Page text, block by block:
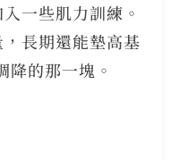
一些肌力訓練。
長期還能墊高基
的那一塊。